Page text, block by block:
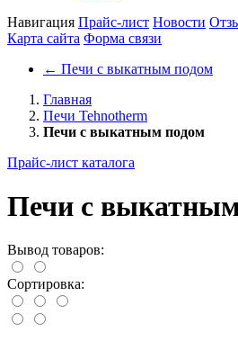
Навигация Прайс-лист Новости
Карта сайта Форма связи
← Печи с выкатным подом
Главная
Печи Tehnotherm
Печи с выкатным подом
Прайс-лист каталога
Печи с
Вывод товаров:
Сортировка: